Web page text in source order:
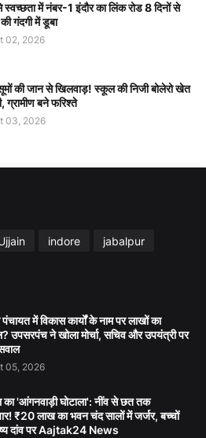
स्वच्छता में नंबर-1 इंदौर का लिंक रोड 8 दिनों से
गंदगी में डूबा
02, 2026
की जान से खिलवाड़! स्कूल की निजी बोलेरो खेत
ग्रामीण बने फरिश्ते
03, 2026
indore jabalpur
पंचायत में विकास कार्यों के नाम पर लाखों का
उपसरपंच ने खोला मोर्चा, सचिव और उपयंत्री पर
05, 2026
'आंगनवाड़ी घोटाला': नींव से छत तक
₹20 लाख का भवन चंद सालों में जर्जर, बच्चों
दांव पर Aajtak24 News